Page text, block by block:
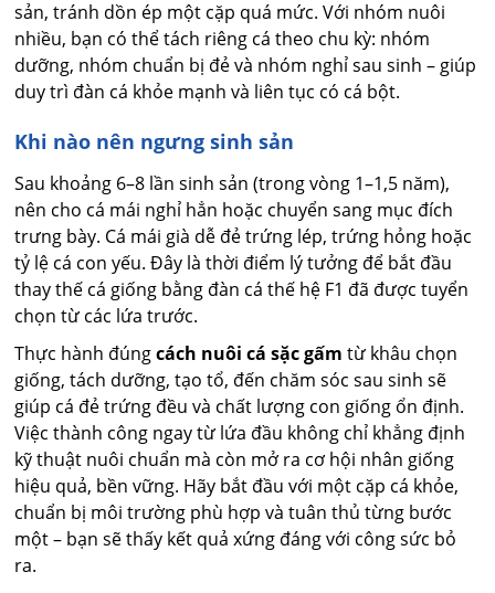
sản, tránh dồn ép một cặp quá mức. Với nhóm nuôi
nhiều, bạn có thể tách riêng cá theo chu kỳ: nhóm
dưỡng, nhóm chuẩn bị đẻ và nhóm nghỉ sau sinh – giúp
duy trì đàn cá khỏe mạnh và liên tục có cá bột.
Khi nào nên ngưng sinh sản
Sau khoảng 6–8 lần sinh sản (trong vòng 1–1,5 năm),
nên cho cá mái nghỉ hẳn hoặc chuyển sang mục đích
trưng bày. Cá mái già dễ đẻ trứng lép, trứng hỏng hoặc
tỷ lệ cá con yếu. Đây là thời điểm lý tưởng để bắt đầu
thay thế cá giống bằng đàn cá thế hệ F1 đã được tuyển
chọn từ các lứa trước.
Thực hành đúngcách nuôi cá sặc gấm từ khâu chọn
giống, tách dưỡng, tạo tổ, đến chăm sóc sau sinh sẽ
giúp cá đẻ trứng đều và chất lượng con giống ổn định.
Việc thành công ngay từ lứa đầu không chỉ khẳng định
kỹ thuật nuôi chuẩn mà còn mở ra cơ hội nhân giống
hiệu quả, bền vững. Hãy bắt đầu với một cặp cá khỏe,
chuẩn bị môi trường phù hợp và tuân thủ từng bước
một – bạn sẽ thấy kết quả xứng đáng với công sức bỏ
ra.